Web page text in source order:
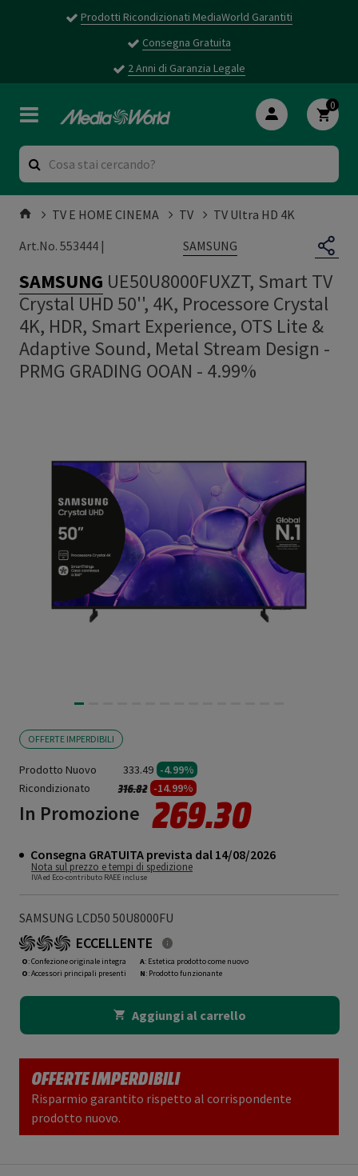
Prodotti Ricondizionati MediaWorld Garantiti
Consegna Gratuita
2 Anni di Garanzia Legale
0
TV E HOME CINEMA TV
TV Ultra HD 4K
Art.No. 553444 |
SAMSUNG
SAMSUNG UE50U8000FUXZT, Smart TV
Crystal UHD 50'', 4K, Processore Crystal
4K, HDR, Smart Experience, OTS Lite &
Adaptive Sound, Metal Stream Design -
PRMG GRADING OOAN - 4.99%
OFFERTE IMPERDIBILI
Prodotto Nuovo 333.49 -4.99%
Ricondizionato
Prezzo ridotto da
316.82a -14.99%
In Promozione 269.30
Consegna GRATUITA prevista dal 14/08/2026
Nota sul prezzo e tempi di spedizione
IVA ed Eco-contributo RAEE incluse
SAMSUNG LCD50 50U8000FU
ECCELLENTE
O: Confezione originale integra
O: Accessori principali presenti
A: Estetica prodotto come nuovo
N: Prodotto funzionante
Aggiungi al carrello
OFFERTE IMPERDIBILI
Risparmio garantito rispetto al corrispondente
prodotto nuovo.